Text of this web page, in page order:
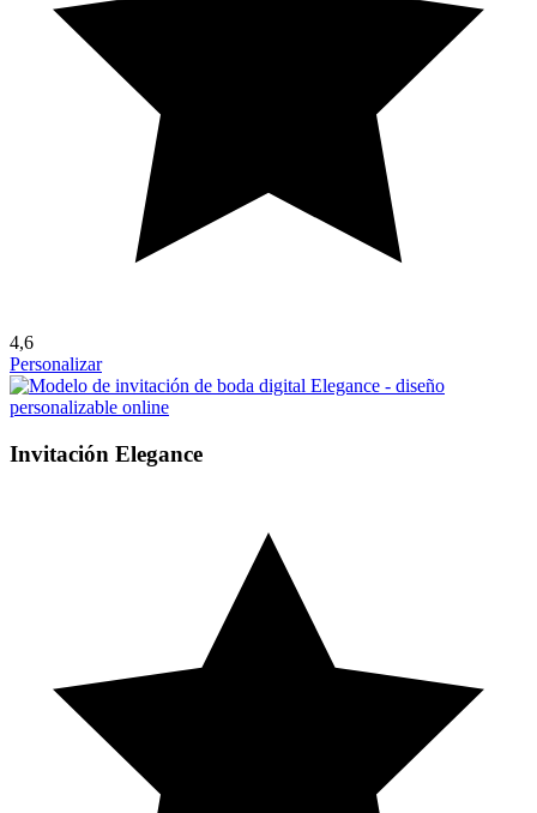
4,6
Personalizar
Invitación Elegance